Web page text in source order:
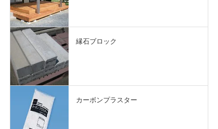
縁石ブロック
カーボンプラスター